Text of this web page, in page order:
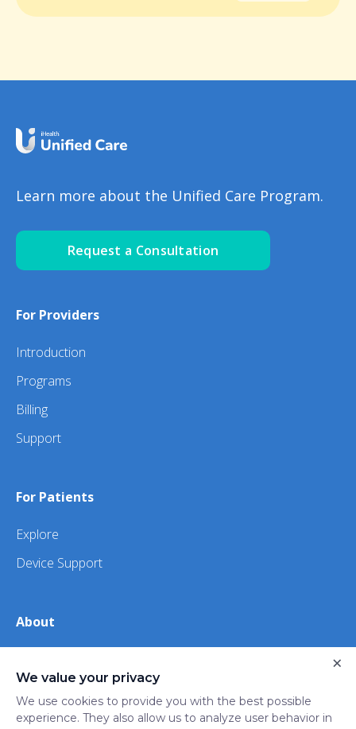
Learn more about the Unified Care Program.
Request a Consultation
For Providers
Introduction
Programs
Billing
Support
For Patients
Explore
Device Support
About
iHealth
We value your privacy
We use cookies to provide you with the best possible
experience. They also allow us to analyze user behavior in
×